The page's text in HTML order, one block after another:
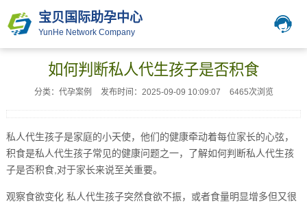
宝贝国际助孕中心
YunHe Network Company
如何判断私人代生孩子是否积食
分类：代孕案例 发布时间：2025-09-09 10:09:07 6465次浏览
私人代生孩子是家庭的小天使，他们的健康牵动着每位家长的心弦，
积食是私人代生孩子常见的健康问题之一，了解如何判断私人代生孩
子是否积食,对于家长来说至关重要。
观察食欲变化 私人代生孩子突然食欲不振，或者食量明显增多但又很